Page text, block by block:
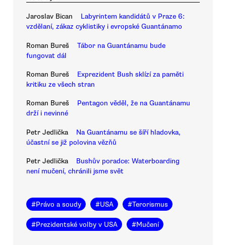
Jaroslav Bican
Labyrintem kandidátů v Praze 6:
vzdělaní, zákaz cyklistiky i evropské Guantánamo
Roman Bureš
Tábor na Guantánamu bude
fungovat dál
Roman Bureš
Exprezident Bush sklízí za paměti
kritiku ze všech stran
Roman Bureš
Pentagon věděl, že na Guantánamu
drží i nevinné
Petr Jedlička
Na Guantánamu se šíří hladovka,
účastní se již polovina vězňů
Petr Jedlička
Bushův poradce: Waterboarding
není mučení, chránili jsme svět
#Právo a soudy #USA #Terorismus
#Prezidentské volby v USA #Mučení